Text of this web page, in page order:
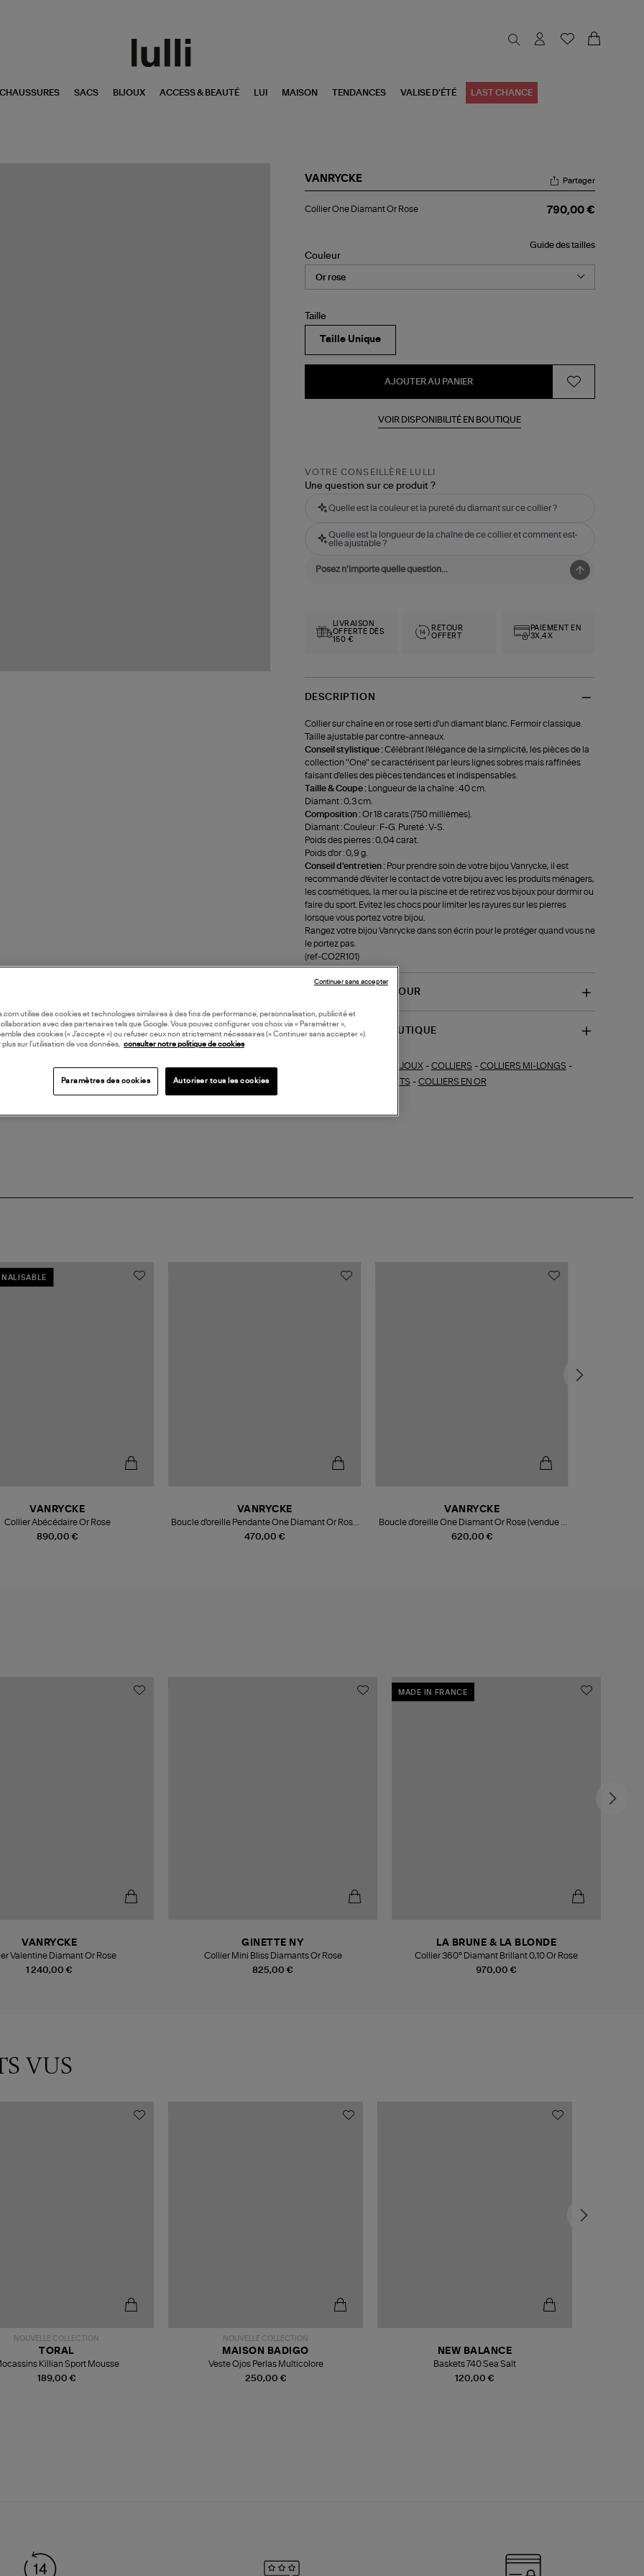
CHAUSSURES SACS BIJOUX ACCESS & BEAUTÉ LUI MAISON TENDANCES VALISE D'ÉTÉ LAST CHANCE
VANRYCKE
One
Partager
Collier One Diamant Or Rose 790,00 €
Guide des tailles
Couleur
Taille
Taille Unique
AJOUTER AU PANIER
VOIR DISPONIBILITÉ EN BOUTIQUE
VOTRE CONSEILLÈRE LULLI
Une question sur ce produit ?
Quelle est la couleur et la pureté du diamant sur ce collier ?
Quelle est la longueur de la chaîne de ce collier et comment est-
elle ajustable ?
LIVRAISON
OFFERTE DÈS
150 €
RETOUR
OFFERT
PAIEMENT EN
3X,4X
DESCRIPTION
Collier sur chaîne en or rose serti d'un diamant blanc. Fermoir classique.
Taille ajustable par contre-anneaux.
Conseil stylistique :Célébrant l'élégance de la simplicité, les pièces de la
collection "One" se caractérisent par leurs lignes sobres mais raffinées
faisant d'elles des pièces tendances et indispensables.
Taille & Coupe :
Longueur de la chaîne : 40 cm.
Diamant : 0,3 cm.
Composition :Or 18 carats (750 millièmes).
Diamant : Couleur : F-G. Pureté : V-S.
Poids des pierres : 0,04 carat.
Poids d'or : 0,9 g.
Conseil d'entretien : Pour prendre soin de votre bijou Vanrycke, il est
recommandé d'éviter le contact de votre bijou avec les produits ménagers,
les cosmétiques, la mer ou la piscine et de retirez vos bijoux pour dormir ou
faire du sport. Evitez les chocs pour limiter les rayures sur les pierres
lorsque vous portez votre bijou.
Rangez votre bijou Vanrycke dans son écrin pour le protéger quand vous ne
le portez pas.
(ref-CO2R101)
LIVRAISON ET RETOUR
DISPONIBILITÉ BOUTIQUE
BIJOUX- COLLIERS - COLLIERS MI-LONGS -
DIAMANTS - COLLIERS EN OR
890,00 €
VANRYCKE
Collier Abécédaire Or Rose
470,00 €
VANRYCKE
Boucle d'oreille Pendante One Diamant Or Rose
(vendue à l'unité)
620,00 €
VANRYCKE
Boucle d'oreille One Diamant Or Rose (vendue à
l'unité)
1 240,00 €
VANRYCKE
Valentine Diamant Or Rose
825,00 €
GINETTE NY
Collier Mini Bliss Diamants Or Rose
MADE IN FRANCE
970,00 €
LA BRUNE & LA BLONDE
Collier 360° Diamant Brillant 0,10 Or Rose
VUS
NOUVELLE COLLECTION
189,00 €
TORAL
Killian Sport Mousse
NOUVELLE COLLECTION
250,00 €
MAISON BADIGO
Veste Ojos Perlas Multicolore
120,00 €
NEW BALANCE
Baskets 740 Sea Salt
utilise des cookies et technologies similaires à des fins de performance, personnalisation, publicité et
avec des partenaires tels que Google. Vous pouvez configurer vos choix via « Paramétrer »,
des cookies (« J’accepte ») ou refuser ceux non strictement nécessaires (« Continuer sans accepter »).
plus sur l’utilisation de vos données, consulter notre politique de cookies
Paramètres des cookies Autoriser tous les cookies
Continuer sans accepter